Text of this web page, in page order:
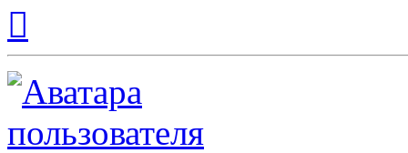
началу